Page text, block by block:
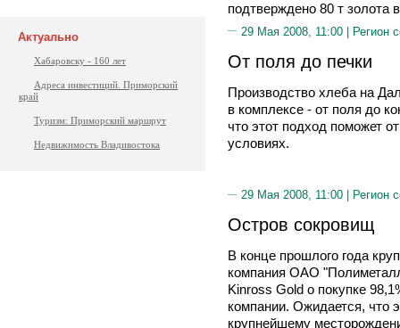
Актуально
Хабаровску - 160 лет
Адреса инвестиций. Приморский
край
Туризм: Приморский маршрут
Недвижимость Владивостока
подтверждено 80 т золота
29 Мая 2008, 11:00 | Регион
От поля до печки
Производство хлеба на
в комплексе - от поля до
что этот подход поможет
условиях.
29 Мая 2008, 11:00 | Регион
Остров сокровищ
В конце прошлого года
компания ОАО
Kinross Gold о покупке
компании. Ожидается, что
крупнейшему